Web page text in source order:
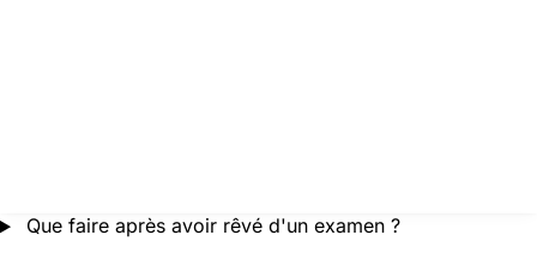
Que faire après avoir rêvé d'un examen ?